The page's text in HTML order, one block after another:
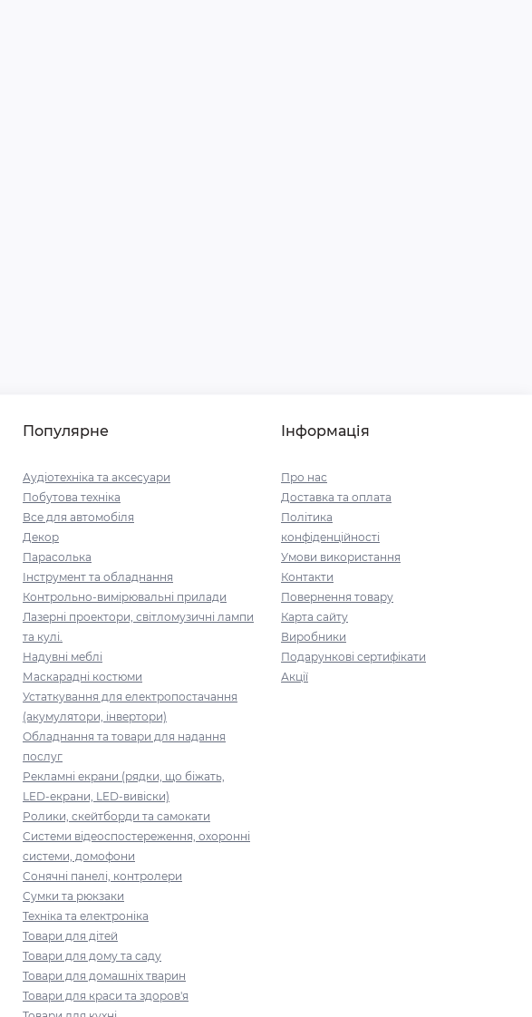
Популярне
Аудіотехніка та аксесуари
Побутова техніка
Все для автомобіля
Декор
Парасолька
Інструмент та обладнання
Контрольно-вимірювальні прилади
Лазерні проектори, світломузичні лампи
та кулі.
Надувні меблі
Маскарадні костюми
Устаткування для електропостачання
(акумулятори, інвертори)
Обладнання та товари для надання
послуг
Рекламні екрани (рядки, що біжать,
LED-екрани, LED-вивіски)
Ролики, скейтборди та самокати
Системи відеоспостереження, охоронні
системи, домофони
Сонячні панелі, контролери
Сумки та рюкзаки
Техніка та електроніка
Товари для дітей
Товари для дому та саду
Товари для домашніх тварин
Товари для краси та здоров'я
Інформація
Про нас
Доставка та оплата
Політика
конфіденційності
Умови використання
Контакти
Повернення товару
Карта сайту
Виробники
Подарункові сертифікати
Акції